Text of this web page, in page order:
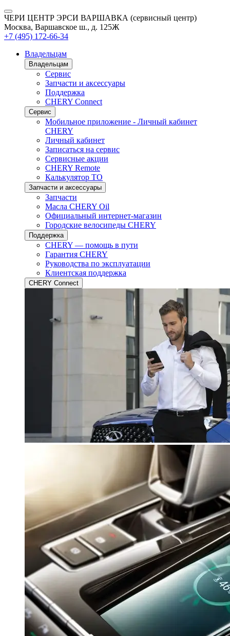
ЧЕРИ ЦЕНТР ЭРСИ ВАРШАВКА (сервисный центр)
Москва, Варшавское ш., д. 125Ж
+7 (495) 172-66-34
Владельцам
Владельцам
Сервис
Запчасти и аксессуары
Поддержка
CHERY Connect
Сервис
Мобильное приложение - Личный кабинет
CHERY
Личный кабинет
Записаться на сервис
Сервисные акции
CHERY Remote
Калькулятор ТО
Запчасти и аксессуары
Запчасти
Масла CHERY Oil
Официальный интернет-магазин
Городские велосипеды CHERY
Поддержка
CHERY — помощь в пути
Гарантия CHERY
Руководства по эксплуатации
Клиентская поддержка
CHERY Connect